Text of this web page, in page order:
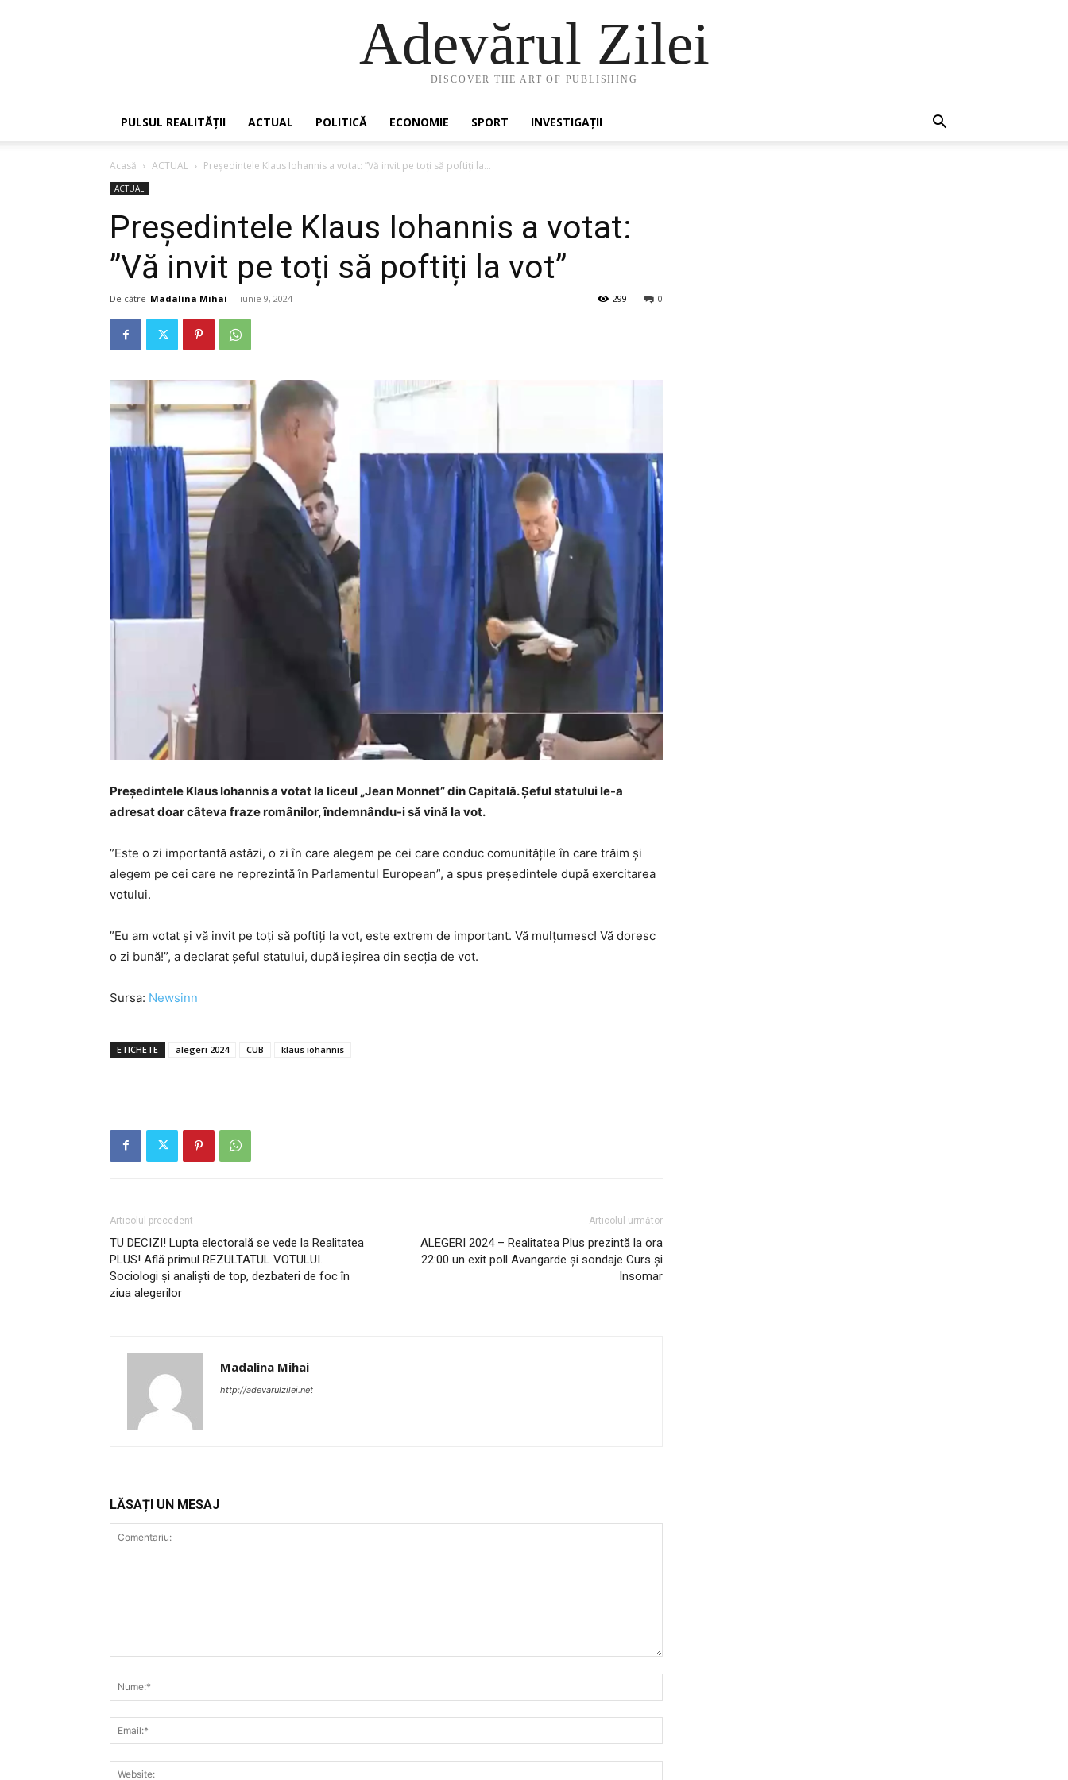
Adevărul Zilei
DISCOVER THE ART OF PUBLISHING
PULSUL REALITĂȚII ACTUAL POLITICĂ ECONOMIE SPORT INVESTIGAȚII
Acasă ACTUAL Președintele Klaus Iohannis a votat: ”Vă invit pe toți să poftiți la...
ACTUAL
Președintele Klaus Iohannis a votat:
”Vă invit pe toți să poftiți la vot”
De către Madalina Mihai - iunie 9, 2024 0
299
Președintele Klaus Iohannis a votat la liceul „Jean Monnet” din Capitală. Șeful statului le-a
adresat doar câteva fraze românilor, îndemnându-i să vină la vot.
”Este o zi importantă astăzi, o zi în care alegem pe cei care conduc comunităţile în care trăim şi
alegem pe cei care ne reprezintă în Parlamentul European”, a spus preşedintele după exercitarea
votului.
”Eu am votat şi vă invit pe toţi să poftiţi la vot, este extrem de important. Vă mulţumesc! Vă doresc
o zi bună!”, a declarat șeful statului, după ieșirea din secția de vot.
Sursa: Newsinn
ETICHETE alegeri 2024 CUB klaus iohannis
Articolul precedent
TU DECIZI! Lupta electorală se vede la Realitatea
PLUS! Află primul REZULTATUL VOTULUI.
Sociologi și analiști de top, dezbateri de foc în
ziua alegerilor
Articolul următor
ALEGERI 2024 – Realitatea Plus prezintă la ora
22:00 un exit poll Avangarde și sondaje Curs și
Insomar
Madalina Mihai
http://adevarulzilei.net
LĂSAȚI UN MESAJ